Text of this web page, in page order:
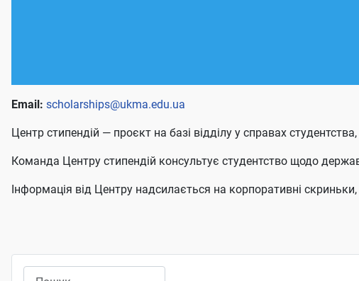
Email: scholarships@ukma.edu.ua
Центр стипендій — проєкт на базі відділу у справах
Команда Центру стипендій консультує студентство щодо
Інформація від Центру надсилається на корпоративні